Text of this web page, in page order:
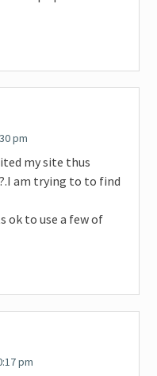
pm
my site thus
am trying to to find
ok to use a few of
pm